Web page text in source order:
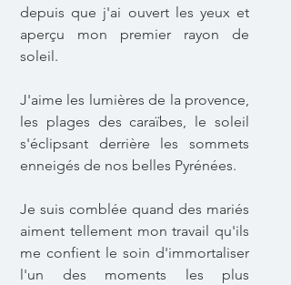
depuis que j'ai ouvert les yeux et
aperçu mon premier rayon de
soleil.
J'aime les lumières de la provence,
les plages des caraïbes, le soleil
s'éclipsant derrière les sommets
enneigés de nos belles Pyrénées.
Je suis comblée quand des mariés
aiment tellement mon travail qu'ils
me confient le soin d'immortaliser
l'un des moments les plus